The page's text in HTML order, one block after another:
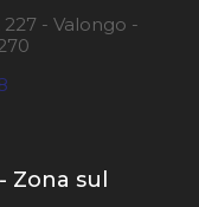
- Valongo -
Zona sul